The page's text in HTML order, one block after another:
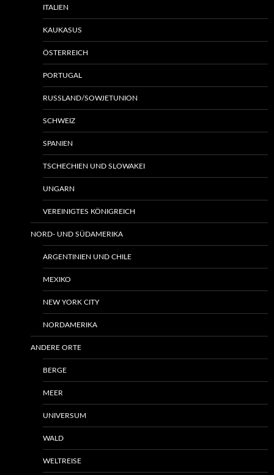
ITALIEN
KAUKASUS
ÖSTERREICH
PORTUGAL
RUSSLAND/SOWJETUNION
SCHWEIZ
SPANIEN
TSCHECHIEN UND SLOWAKEI
UNGARN
VEREINIGTES KÖNIGREICH
NORD- UND SÜDAMERIKA
ARGENTINIEN UND CHILE
MEXIKO
NEW YORK CITY
NORDAMERIKA
ANDERE ORTE
BERGE
MEER
UNIVERSUM
WALD
WELTREISE